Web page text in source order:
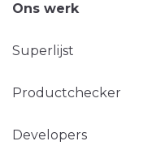
Ons werk
Superlijst
Productchecker
Developers